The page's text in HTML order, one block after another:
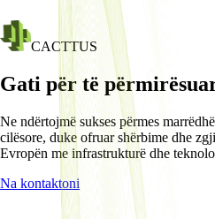
CACTTUS
Gati për të
Ne ndërtojmë sukses përmes
cilësore, duke ofruar shërbime dhe
Evropën me infrastrukturë dhe
Na kontaktoni